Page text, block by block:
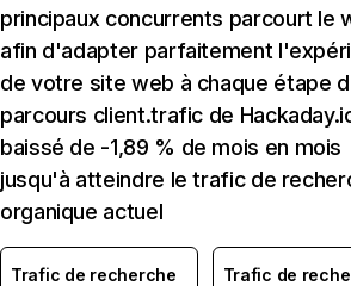
principaux concurrents parcourt le
afin d'adapter parfaitement
de votre site web à chaque étape
parcours client.trafic de
baissé de -1,89 % de mois en mois
jusqu'à atteindre le trafic de
organique actuel
Trafic de recherche
Trafic de